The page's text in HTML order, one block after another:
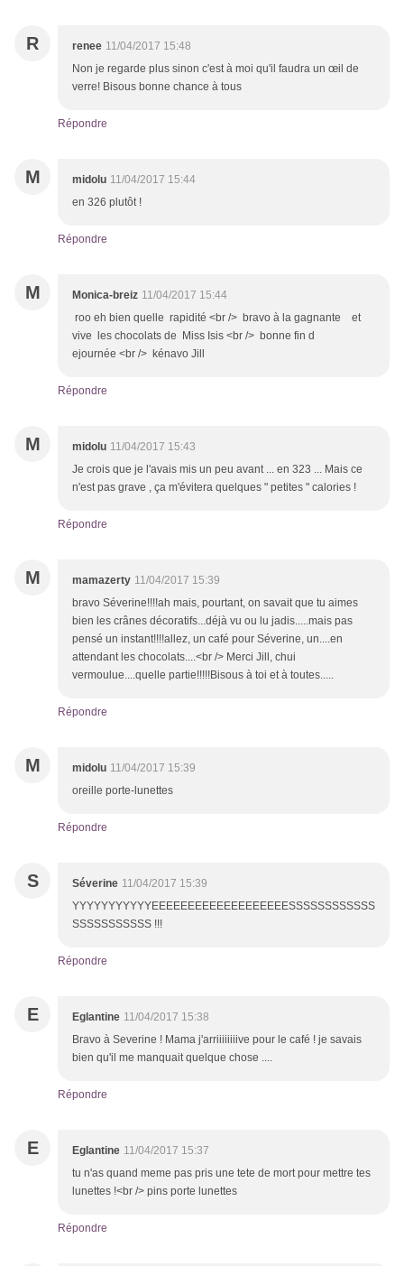
R renee 11/04/2017 15:48
Non je regarde plus sinon c'est à moi qu'il faudra un œil de
verre! Bisous bonne chance à tous
Répondre
M midolu 11/04/2017 15:44
en 326 plutôt !
Répondre
M Monica-breiz 11/04/2017 15:44
roo eh bien quelle rapidité <br /> bravo à la gagnante et
vive les chocolats de Miss Isis <br /> bonne fin d
ejournée <br /> kénavo Jill
Répondre
M midolu 11/04/2017 15:43
Je crois que je l'avais mis un peu avant ... en 323 ... Mais ce
n'est pas grave , ça m'évitera quelques " petites " calories !
Répondre
M mamazerty 11/04/2017 15:39
bravo Séverine!!!!ah mais, pourtant, on savait que tu aimes
bien les crânes décoratifs...déjà vu ou lu jadis.....mais pas
pensé un instant!!!!allez, un café pour Séverine, un....en
attendant les chocolats....<br /> Merci Jill, chui
vermoulue....quelle partie!!!!!Bisous à toi et à toutes.....
Répondre
M midolu 11/04/2017 15:39
oreille porte-lunettes
Répondre
S Séverine 11/04/2017 15:39
YYYYYYYYYYYEEEEEEEEEEEEEEEEEEESSSSSSSSSSSS
SSSSSSSSSSS !!!
Répondre
E Eglantine 11/04/2017 15:38
Bravo à Severine ! Mama j'arriiiiiiiive pour le café ! je savais
bien qu'il me manquait quelque chose ....
Répondre
E Eglantine 11/04/2017 15:37
tu n'as quand meme pas pris une tete de mort pour mettre tes
lunettes !<br /> pins porte lunettes
Répondre